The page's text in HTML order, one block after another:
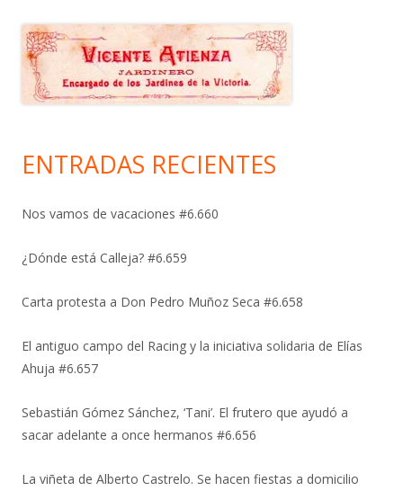
ENTRADAS RECIENTES
Nos vamos de vacaciones #6.660
¿Dónde está Calleja? #6.659
Carta protesta a Don Pedro Muñoz Seca #6.658
El antiguo campo del Racing y la iniciativa solidaria de Elías
Ahuja #6.657
Sebastián Gómez Sánchez, ‘Tani’. El frutero que ayudó a
sacar adelante a once hermanos #6.656
La viñeta de Alberto Castrelo. Se hacen fiestas a domicilio